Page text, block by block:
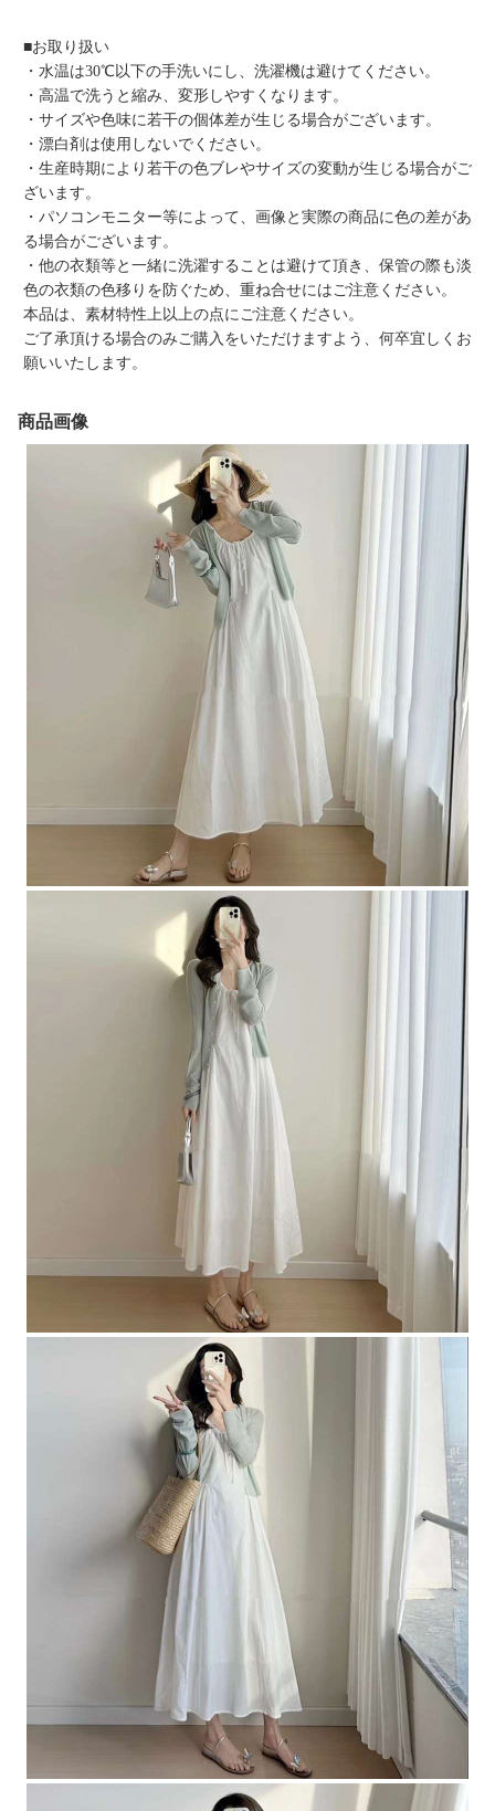
■お取り扱い
・水温は30℃以下の手洗いにし、洗濯機は避けてください。
・高温で洗うと縮み、変形しやすくなります。
・サイズや色味に若干の個体差が生じる場合がございます。
・漂白剤は使用しないでください。
・生産時期により若干の色ブレやサイズの変動が生じる場合がご
ざいます。
・パソコンモニター等によって、画像と実際の商品に色の差があ
る場合がございます。
・他の衣類等と一緒に洗濯することは避けて頂き、保管の際も淡
色の衣類の色移りを防ぐため、重ね合せにはご注意ください。
本品は、素材特性上以上の点にご注意ください。
ご了承頂ける場合のみご購入をいただけますよう、何卒宜しくお
願いいたします。
商品画像